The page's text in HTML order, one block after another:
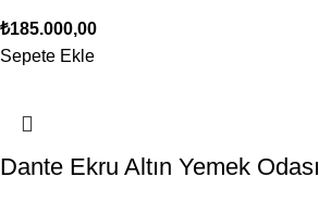
₺185.000,00
Sepete Ekle
Dante Ekru Altın Yemek Odası